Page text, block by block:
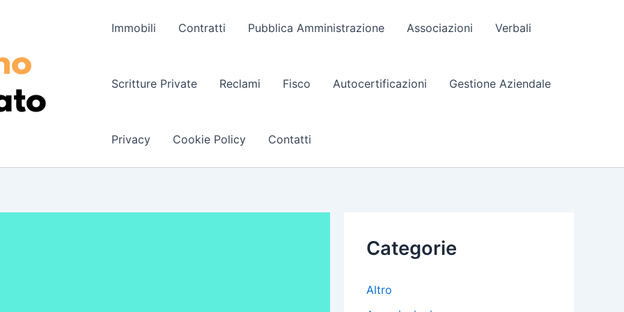
Immobili Contratti Pubblica Amministrazione Associazioni Verbali
Scritture Private Reclami Fisco Autocertificazioni Gestione Aziendale
Privacy Cookie Policy Contatti
Categorie
Altro